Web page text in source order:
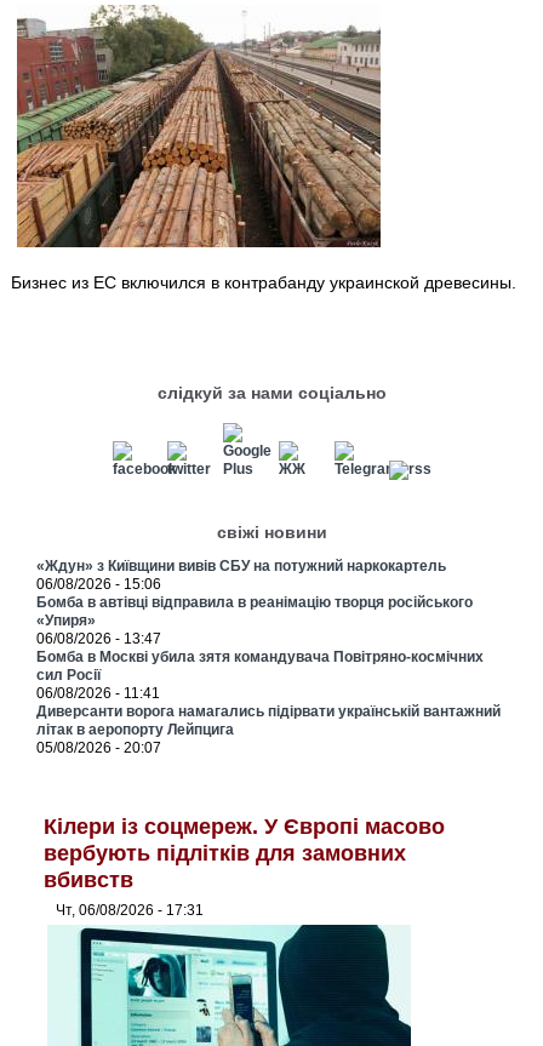
Бизнес из ЕС включился в контрабанду украинской древесины.
слідкуй за нами соціально
свіжі новини
«Ждун» з Київщини вивів СБУ на потужний наркокартель
06/08/2026 - 15:06
Бомба в автівці відправила в реанімацію творця російського
«Упиря»
06/08/2026 - 13:47
Бомба в Москві убила зятя командувача Повітряно-космічних
сил Росії
06/08/2026 - 11:41
Диверсанти ворога намагались підірвати українській вантажний
літак в аеропорту Лейпцига
05/08/2026 - 20:07
Кілери із соцмереж. У Європі масово
вербують підлітків для замовних
вбивств
Чт, 06/08/2026 - 17:31